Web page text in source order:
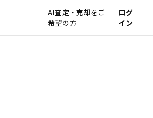
AI査定・売却をご
希望の方
ログ
イン